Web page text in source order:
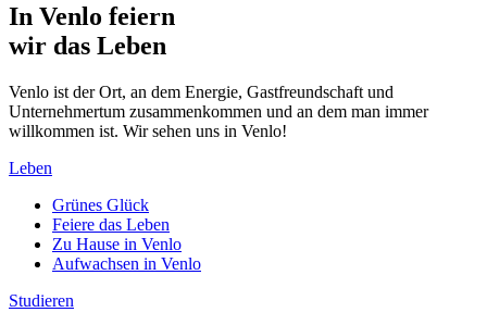
In Venlo feiern
wir das Leben
Venlo ist der Ort, an dem Energie, Gastfreundschaft und
Unternehmertum zusammenkommen und an dem man immer
willkommen ist. Wir sehen uns in Venlo!
Leben
Grünes Glück
Feiere das Leben
Zu Hause in Venlo
Aufwachsen in Venlo
Studieren